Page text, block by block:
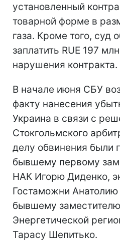
установленный
товарной форме в
газа. Кроме того, суд
заплатить RUE 197
нарушения контракта.
В начале июня СБУ
факту нанесения
Украина в связи с
Стокгольмского
делу обвинения были
бывшему первому
НАК Игорю Диденко,
Гостаможни
бывшему
Энергетической
Тарасу Шепитько.